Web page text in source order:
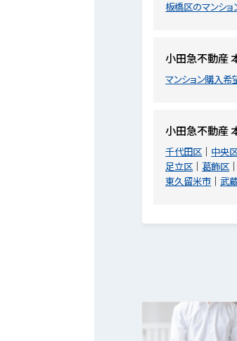
板橋区のマンショ
小田急不動産
マンション購入希
小田急不動産
千代田区 中央
足立区
葛飾区
東久留米市
武